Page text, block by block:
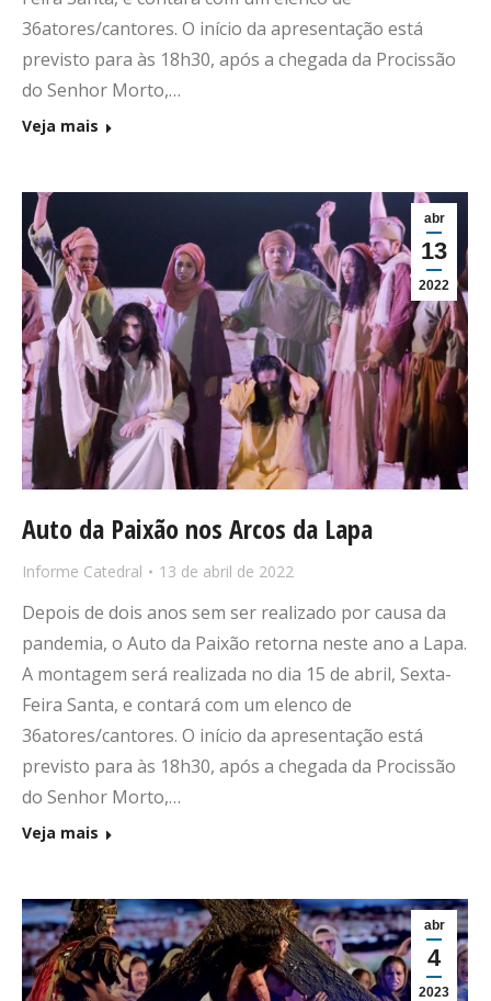
36atores/cantores. O início da apresentação está
previsto para às 18h30, após a chegada da Procissão
do Senhor Morto,…
Veja mais
abr
13
2022
Auto da Paixão nos Arcos da Lapa
Informe Catedral 13 de abril de 2022
Depois de dois anos sem ser realizado por causa da
pandemia, o Auto da Paixão retorna neste ano a Lapa.
A montagem será realizada no dia 15 de abril, Sexta-
Feira Santa, e contará com um elenco de
36atores/cantores. O início da apresentação está
previsto para às 18h30, após a chegada da Procissão
do Senhor Morto,…
Veja mais
abr
4
2023